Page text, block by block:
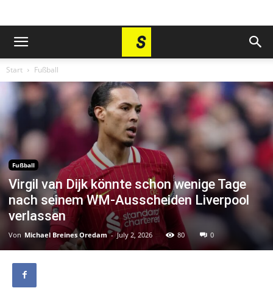
Start Fußball
Fußball
Virgil van Dijk könnte schon wenige Tage
nach seinem WM-Ausscheiden Liverpool
verlassen
Von Michael Breines Oredam - July 2, 2026 80 0